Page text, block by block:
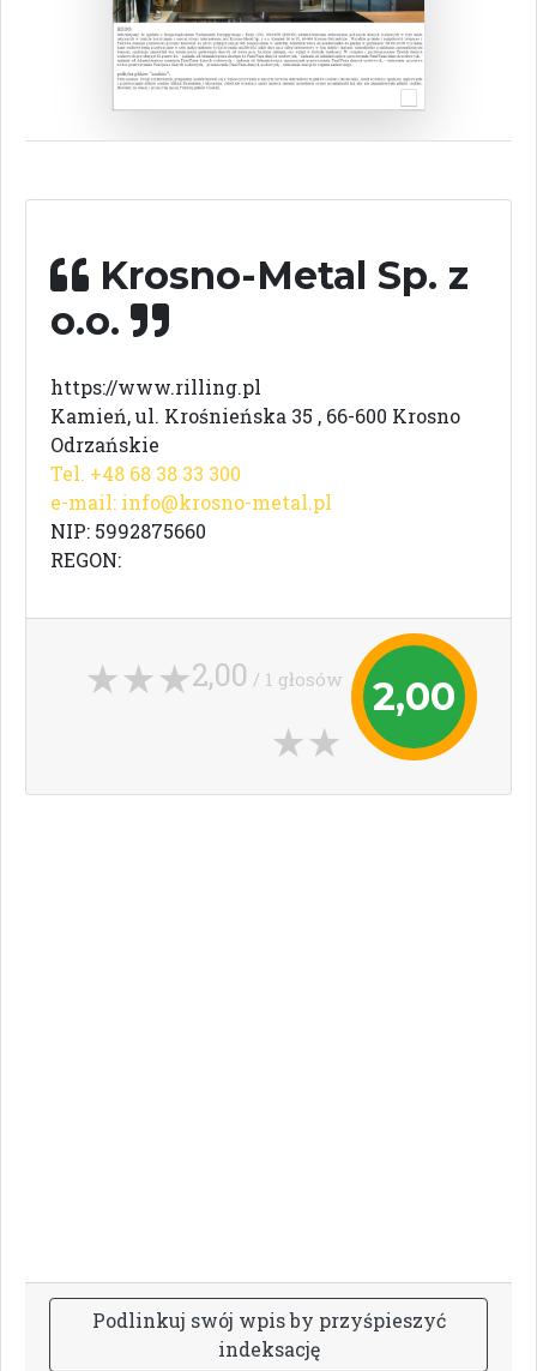
Krosno-Metal Sp. z
o.o.
https://www.rilling.pl
Kamień, ul. Krośnieńska 35 , 66-600 Krosno
Odrzańskie
Tel. +48 68 38 33 300
e-mail: info@krosno-metal.pl
NIP: 5992875660
REGON:
2,00
2,00 / 1 głosów
Podlinkuj swój wpisby przyśpieszyć
indeksację